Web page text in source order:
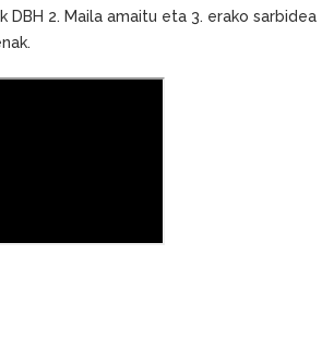
DBH 2. Maila amaitu eta 3. erako sarbidea